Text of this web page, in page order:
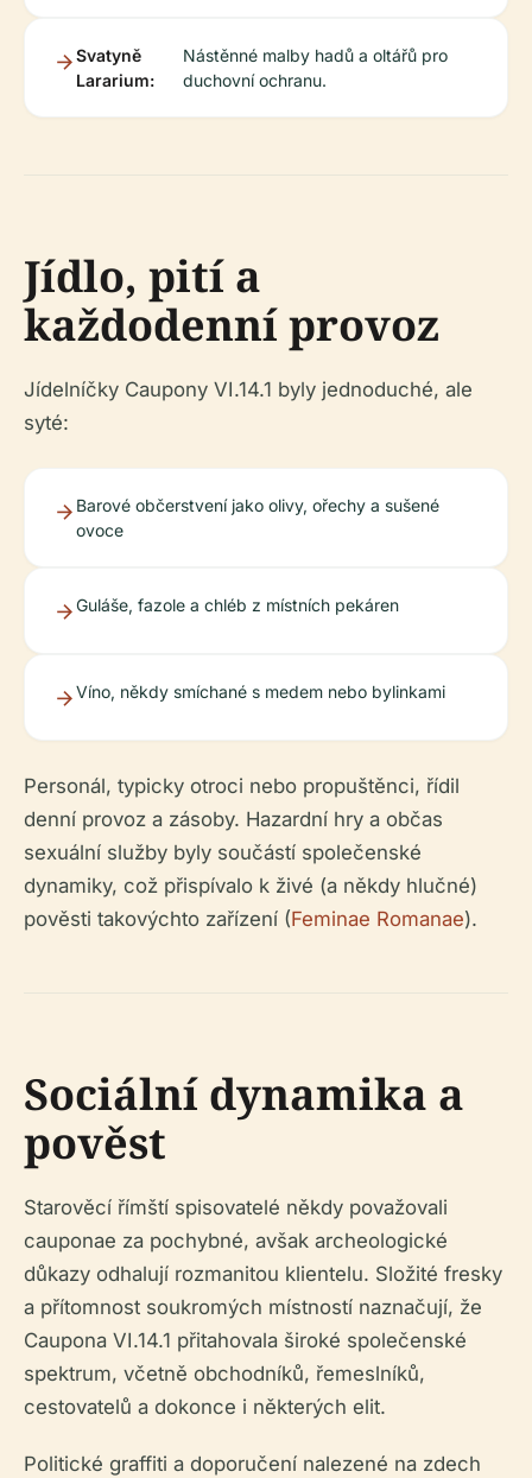
Svatyně
Lararium:
Nástěnné malby hadů a oltářů pro
duchovní ochranu.
Jídlo, pití a
každodenní provoz
Jídelníčky Caupony VI.14.1 byly jednoduché, ale
syté:
Barové občerstvení jako olivy, ořechy a sušené
ovoce
Guláše, fazole a chléb z místních pekáren
Víno, někdy smíchané s medem nebo bylinkami
Personál, typicky otroci nebo propuštěnci, řídil
denní provoz a zásoby. Hazardní hry a občas
sexuální služby byly součástí společenské
dynamiky, což přispívalo k živé (a někdy hlučné)
pověsti takovýchto zařízení (Feminae Romanae).
Sociální dynamika a
pověst
Starověcí římští spisovatelé někdy považovali
cauponae za pochybné, avšak archeologické
důkazy odhalují rozmanitou klientelu. Složité fresky
a přítomnost soukromých místností naznačují, že
Caupona VI.14.1 přitahovala široké společenské
spektrum, včetně obchodníků, řemeslníků,
cestovatelů a dokonce i některých elit.
Politické graffiti a doporučení nalezené na zdech